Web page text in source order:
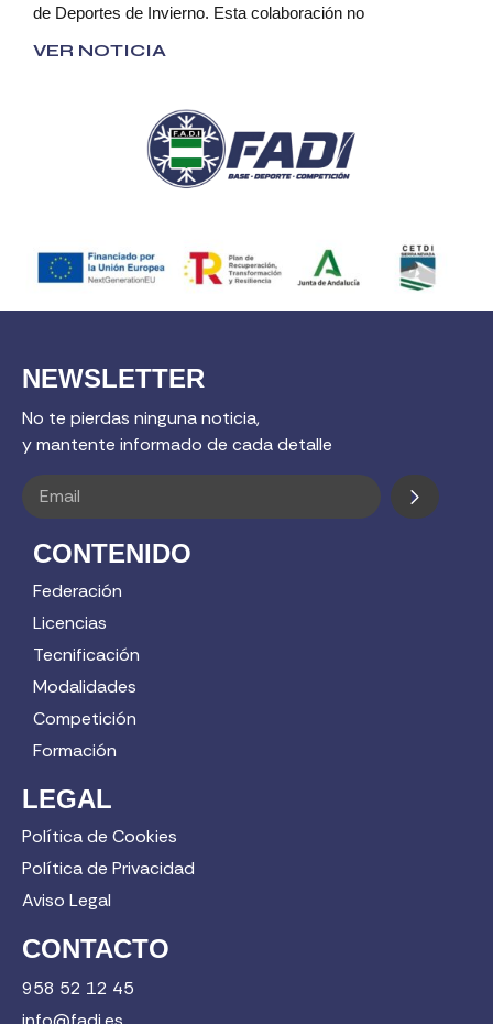
de Deportes de Invierno. Esta colaboración no
VER NOTICIA
NEWSLETTER
No te pierdas ninguna noticia,
y mantente informado de cada detalle
CONTENIDO
Federación
Licencias
Tecnificación
Modalidades
Competición
Formación
LEGAL
Política de Cookies
Política de Privacidad
Aviso Legal
CONTACTO
958 52 12 45